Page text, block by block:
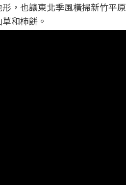
，也讓東北季風橫掃新竹平
和柿餅。